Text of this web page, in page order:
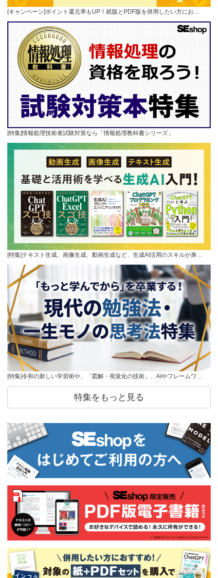
[キャンペーン]ポイント還元率もUP！紙版とPDF版を併用したい方にお…
[特集]情報処理技術者試験対策なら「情報処理教科書シリーズ」
[特集]テキスト生成、画像生成、動画生成など、生成AI活用のスキルが身…
[特集]令和の新しい学習術や、「図解・視覚化の技術」、AIやフレームワ…
特集をもっと見る